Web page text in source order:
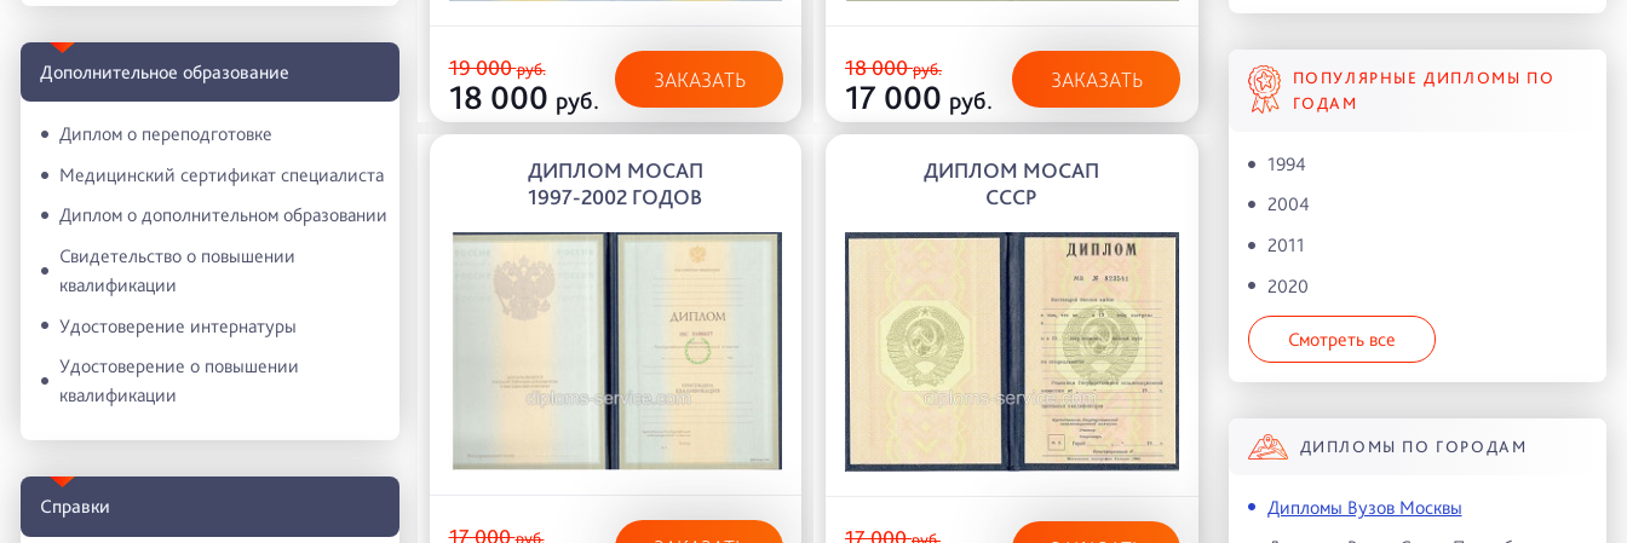
Дополнительное образование
Диплом о переподготовке
Медицинский сертификат специалиста
Диплом о дополнительном образовании
Свидетельство о повышении
квалификации
Удостоверение интернатуры
Удостоверение о повышении
квалификации
Справки
19 000руб.
18 000 руб.
ЗАКАЗАТЬ 18 000руб.
17 000 руб.
ЗАКАЗАТЬ
ДИПЛОМ МОСАП
1997-2002 ГОДОВ
17 000руб.
ДИПЛОМ МОСАП
СССР
17 000руб.
ПОПУЛЯРНЫЕ ДИПЛОМЫ ПО
ГОДАМ
1994
2004
2011
2020
Смотреть все
ДИПЛОМЫ ПО ГОРОДАМ
Дипломы Вузов Москвы